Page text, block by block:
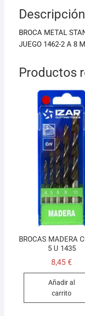
o
o
k
p
p
Descripción
BROCA METAL
JUEGO 1462-2 A 8
Productos
BROCAS MADERA
5 U 1435
8,45€
Añadir al
carrito